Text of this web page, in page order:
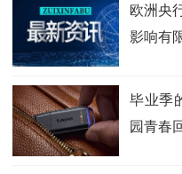
欧洲央
影响有
毕业季
园青春